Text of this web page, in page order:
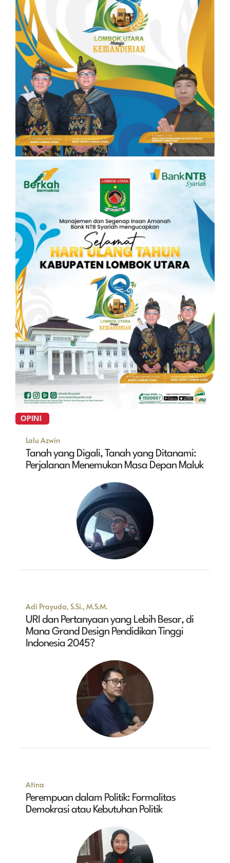
OPINI
Lalu Azwin
Tanah yang Digali, Tanah yang Ditanami:
Perjalanan Menemukan Masa Depan Maluk
Adi Prayuda, S.Si., M.S.M.
URI dan Pertanyaan yang Lebih Besar, di
Mana Grand Design Pendidikan Tinggi
Indonesia 2045?
Atina
Perempuan dalam Politik: Formalitas
Demokrasi atau Kebutuhan Politik